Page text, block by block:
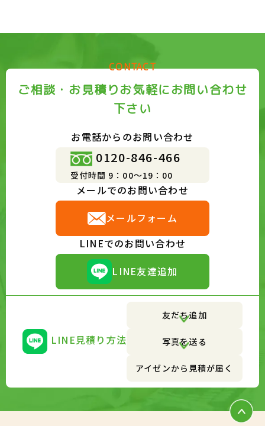
CONTACT
ご相談・お見積りお気軽にお問い合わせ
下さい
お電話からのお問い合わせ
0120-846-466
受付時間 9：00～19：00
メールでのお問い合わせ
メールフォーム
LINEでのお問い合わせ
LINE友達追加
LINE見積り方法
友だち追加
写真を送る
アイゼンから見積が届く